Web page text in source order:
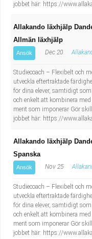
jobbet här: https://
Allakando läxhjälp
Allmän läxhjälp
Ansök Dec 20
Studiecoach – Flexibelt och
utveckla eftertraktade
för dina elever, samtidigt
och enkelt att kombinera
merit som imponerar Gör
jobbet här: https://
Allakando läxhjälp
Spanska
Ansök Nov 25
Studiecoach – Flexibelt och
utveckla eftertraktade
för dina elever, samtidigt
och enkelt att kombinera
merit som imponerar Gör
jobbet här: https://